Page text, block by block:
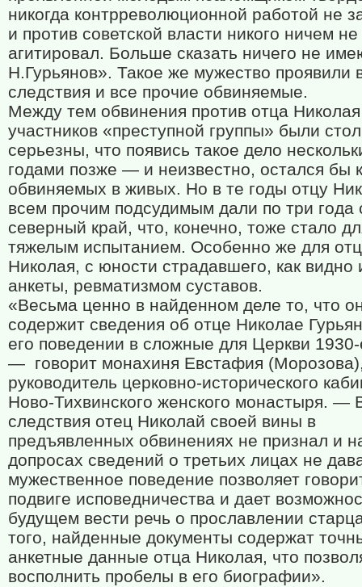
никогда контрреволюционной работой не
и против советской власти никого ничем не
агитировал. Больше сказать ничего не
Н.Гурьянов». Такое же мужество проявили
следствия и все прочие обвиняемые.
Между тем обвинения против отца Николая
участников «преступной группы» были
серьезны, что появись такое дело
годами позже — и неизвестно, остался бы
обвиняемых в живых. Но в те годы отцу
всем прочим подсудимым дали по три года
северный край, что, конечно, тоже стало
тяжелым испытанием. Особенно же для
Николая, с юности страдавшего, как видно
анкеты, ревматизмом суставов.
«Весьма ценно в найденном деле то, что
содержит сведения об отце Николае
его поведении в сложные для Церкви
— говорит монахиня Евстафия
руководитель церковно-исторического
Ново-Тихвинского женского монастыря. —
следствия отец Николай своей вины в
предъявленных обвинениях не признал и
допросах сведений о третьих лицах не
мужественное поведение позволяет
подвиге исповедничества и дает
будущем вести речь о прославлении
того, найденные документы содержат
анкетные данные отца Николая, что
восполнить пробелы в его биографии».